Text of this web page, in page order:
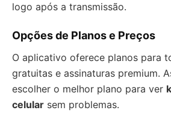
logo após a transmissão.
Opções de Planos e Preços
O aplicativo oferece planos para
gratuitas e assinaturas premium.
escolher o melhor plano para ver
celular sem problemas.